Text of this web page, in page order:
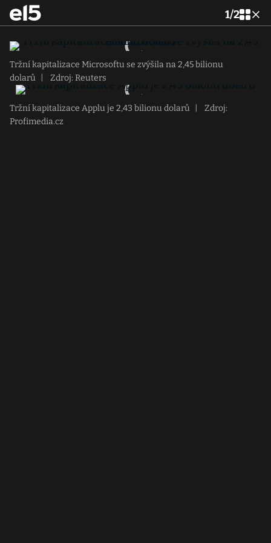
1/2
Tržní kapitalizace Microsoftu se zvýšila na 2,45 bilionu
dolarů
Zdroj: Reuters
Tržní kapitalizace Applu je 2,43 bilionu dolarů
Zdroj:
Profimedia.cz